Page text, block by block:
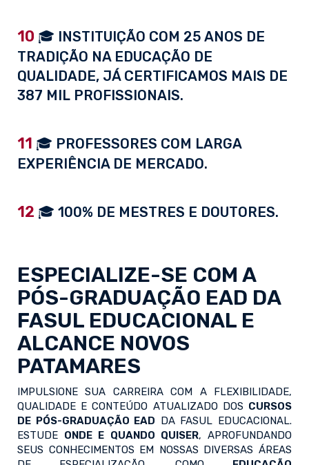
10 🎓 INSTITUIÇÃO COM 25 ANOS DE
TRADIÇÃO NA EDUCAÇÃO DE
QUALIDADE, JÁ CERTIFICAMOS MAIS DE
387 MIL PROFISSIONAIS.
11 🎓 PROFESSORES COM LARGA
EXPERIÊNCIA DE MERCADO.
12 🎓 100% DE MESTRES E DOUTORES.
ESPECIALIZE-SE COM A
PÓS-GRADUAÇÃO EAD DA
FASUL EDUCACIONAL E
ALCANCE NOVOS
PATAMARES
IMPULSIONE SUA CARREIRA COM A FLEXIBILIDADE,
QUALIDADE E CONTEÚDO ATUALIZADO DOS CURSOS
DE PÓS-GRADUAÇÃO EAD DA FASUL EDUCACIONAL.
ESTUDE ONDE E QUANDO QUISER, APROFUNDANDO
SEUS CONHECIMENTOS EM NOSSAS DIVERSAS ÁREAS